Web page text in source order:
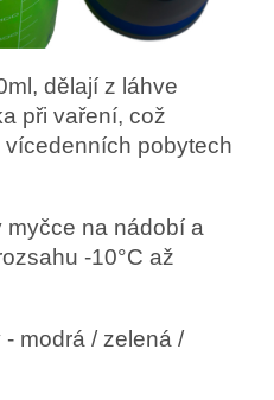
dělají z láhve
při vaření, což
pobytech
myčce na nádobí a
-10°C až
modrá / zelená /